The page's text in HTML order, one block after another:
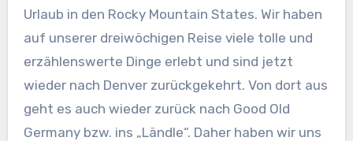
Urlaub in den Rocky Mountain States. Wir haben
auf unserer dreiwöchigen Reise viele tolle und
erzählenswerte Dinge erlebt und sind jetzt
wieder nach Denver zurückgekehrt. Von dort aus
geht es auch wieder zurück nach Good Old
Germany bzw. ins „Ländle“. Daher haben wir uns